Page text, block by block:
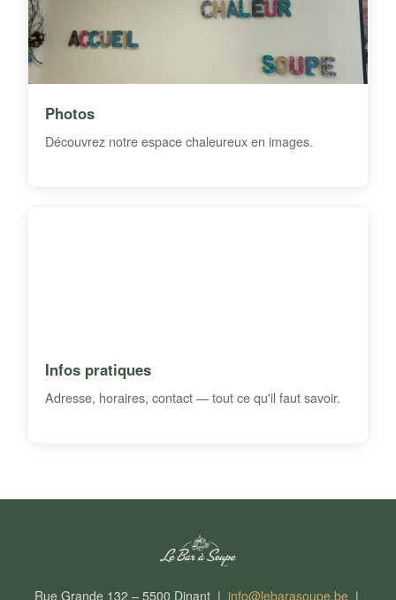
Photos
Découvrez notre espace chaleureux en images.
Infos pratiques
Adresse, horaires, contact — tout ce qu'il faut savoir.
Rue Grande 132 – 5500 Dinant | info@lebarasoupe.be|